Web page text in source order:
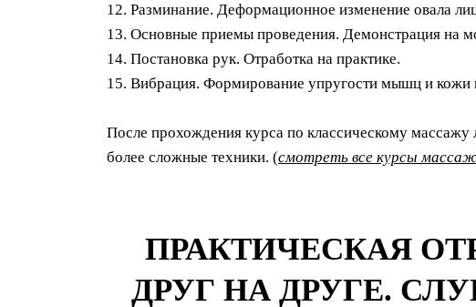
12. Разминание. Деформационное изменение овала
13. Основные приемы проведения. Демонстрация на
14. Постановка рук. Отработка на практике.
15. Вибрация. Формирование упругости мышц и кожи
После прохождения курса по классическому
более сложные техники. (смотреть все курсы
ПРАКТИЧЕСКАЯ
ДРУГ НА ДРУГЕ.